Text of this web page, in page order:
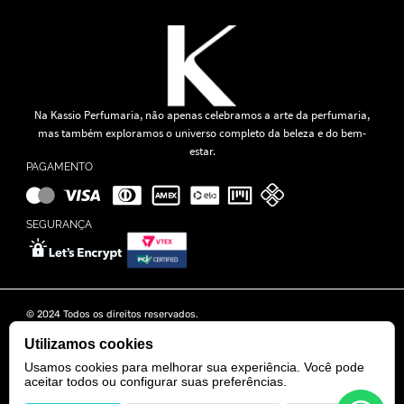
Na Kassio Perfumaria, não apenas celebramos a arte da perfumaria,
mas também exploramos o universo completo da beleza e do bem-
estar.
PAGAMENTO
SEGURANÇA
© 2024 Todos os direitos reservados.
Rua Tapajós n° 481- Edifício B&B Business - 7° Andar - Vila Brasília -
POWERED BY DEVELOPED BY
Utilizamos cookies
Usamos cookies para melhorar sua experiência. Você pode
aceitar todos ou configurar suas preferências.